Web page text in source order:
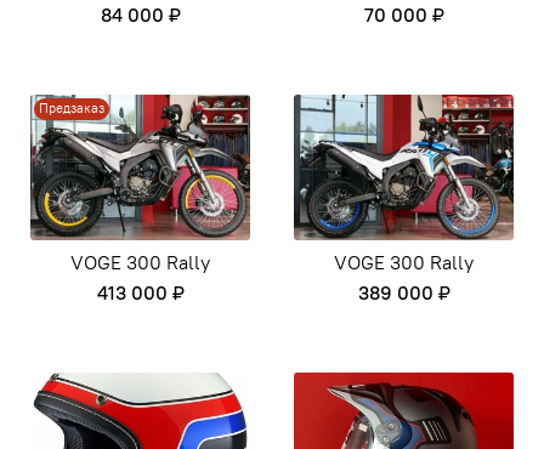
84 000 ₽
70 000 ₽
Предзаказ
VOGE 300 Rally
413 000 ₽
VOGE 300 Rally
389 000 ₽